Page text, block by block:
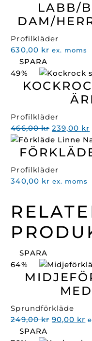
LABB/
DAM/
Profilkläder
630,00 kr ex. moms
SPARA
49%
Profilkläder
466,00kr Det
priset
466,00 kr.
239,00 kr
Profilkläder
340,00 kr ex. moms
SPARA
64%
Sprundförkläde
249,00kr Det
90,00 kr
SPARA